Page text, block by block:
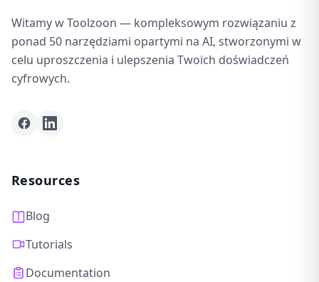
Witamy w Toolzoon — kompleksowym rozwiązaniu z
ponad 50 narzędziami opartymi na AI, stworzonymi w
celu uproszczenia i ulepszenia Twoich doświadczeń
cyfrowych.
Resources
Blog
Tutorials
Documentation